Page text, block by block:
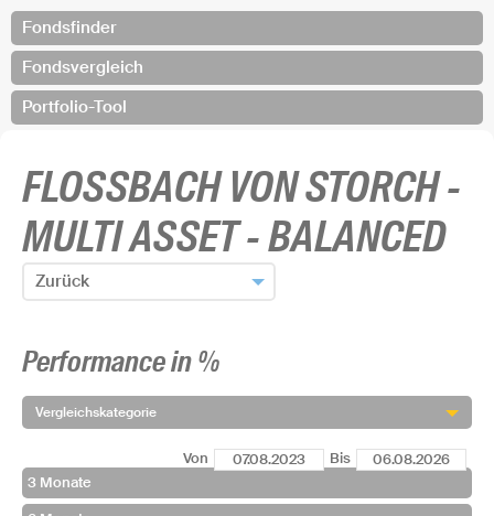
Fondsfinder
Fondsvergleich
Portfolio-Tool
FLOSSBACH VON STORCH -
MULTI ASSET - BALANCED
Zurück
Fonds hinzufügen und zurück
Performance in %
Vergleichskategorie
Von Bis